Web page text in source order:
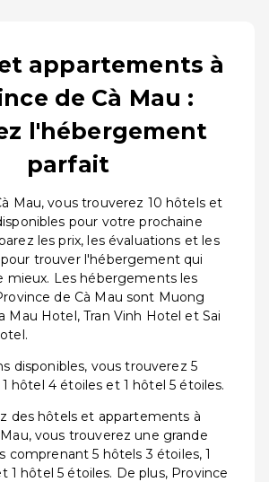
appartements à
de Cà Mau :
l'hébergement
parfait
Mau, vous trouverez 10 hôtels et
pour votre prochaine
les prix, les évaluations et les
trouver l'hébergement qui
mieux. Les hébergements les
de Cà Mau sont Muong
Mau Hotel, Tran Vinh Hotel et Sai
disponibles, vous trouverez 5
hôtel 4 étoiles et 1 hôtel 5 étoiles.
des hôtels et appartements à
vous trouverez une grande
comprenant 5 hôtels 3 étoiles, 1
1 hôtel 5 étoiles. De plus, Province